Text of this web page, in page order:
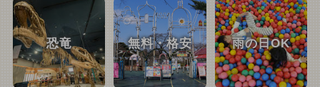
恐竜 無料・格安 雨の日OK